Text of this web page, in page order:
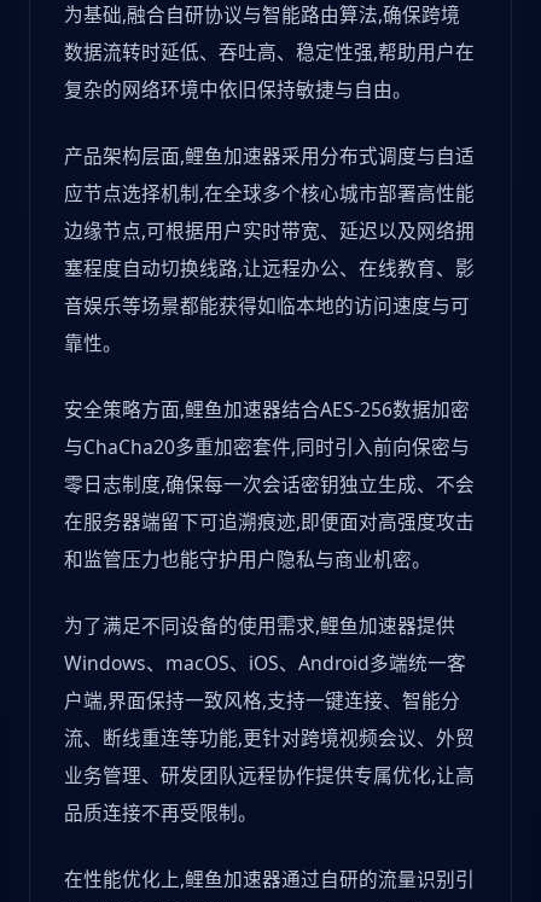
为基础,融合自研协议与智能路由算法,确保跨境
数据流转时延低、吞吐高、稳定性强,帮助用户在
复杂的网络环境中依旧保持敏捷与自由。
产品架构层面,鲤鱼加速器采用分布式调度与自适
应节点选择机制,在全球多个核心城市部署高性能
边缘节点,可根据用户实时带宽、延迟以及网络拥
塞程度自动切换线路,让远程办公、在线教育、影
音娱乐等场景都能获得如临本地的访问速度与可
靠性。
安全策略方面,鲤鱼加速器结合AES-256数据加密
与ChaCha20多重加密套件,同时引入前向保密与
零日志制度,确保每一次会话密钥独立生成、不会
在服务器端留下可追溯痕迹,即便面对高强度攻击
和监管压力也能守护用户隐私与商业机密。
为了满足不同设备的使用需求,鲤鱼加速器提供
Windows、macOS、iOS、Android多端统一客
户端,界面保持一致风格,支持一键连接、智能分
流、断线重连等功能,更针对跨境视频会议、外贸
业务管理、研发团队远程协作提供专属优化,让高
品质连接不再受限制。
在性能优化上,鲤鱼加速器通过自研的流量识别引